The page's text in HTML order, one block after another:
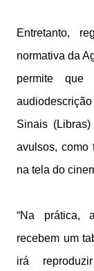
Entretanto,
normativa da
permite que
Sinais
avulsos, como
na tela do
“Na prática,
recebem um
irá